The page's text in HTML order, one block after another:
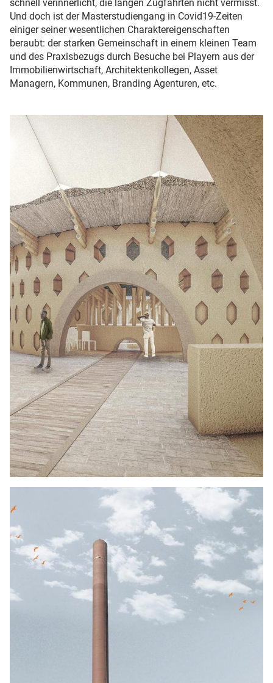
schnell verinnerlicht, die langen Zugfahrten nicht vermisst.
Und doch ist der Masterstudiengang in Covid19-Zeiten
einiger seiner wesentlichen Charaktereigenschaften
beraubt: der starken Gemeinschaft in einem kleinen Team
und des Praxisbezugs durch Besuche bei Playern aus der
Immobilienwirtschaft, Architektenkollegen, Asset
Managern, Kommunen, Branding Agenturen, etc.